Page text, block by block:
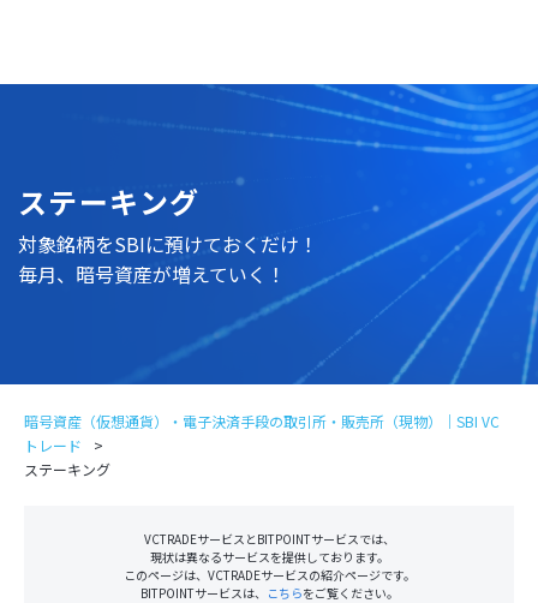
ステーキング
対象銘柄をSBIに預けておくだけ！
毎月、暗号資産が増えていく！
暗号資産（仮想通貨）・電子決済手段の取引所・販売所（現物）｜SBI VC
トレード
ステーキング
VCTRADEサービスとBITPOINTサービスでは、
現状は異なるサービスを提供しております。
このページは、VCTRADEサービスの紹介ページです。
BITPOINTサービスは、 こちらをご覧ください。